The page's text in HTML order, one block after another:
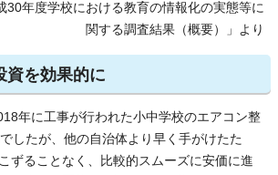
年度学校における教育の情報化の実態等に
関する調査結果（概要）」より
資を効果的に
年に工事が行われた小中学校のエアコン整
したが、他の自治体より早く手がけたた
ずることなく、比較的スムーズに安価に進